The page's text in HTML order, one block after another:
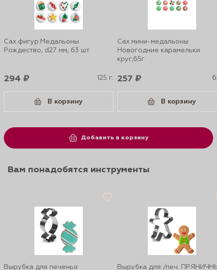
Сах.фигур.Медальоны
Рождество, d27 мм, 63 шт
294 ₽ 125 г.
В корзину
Сах.мини-медальоны
Новогодние карамельки
круг,65г
257 ₽
В корзину
Добавить в корзину
Вам понадобятся инструменты
Вырубка для печенья
Вырубка для /печ.